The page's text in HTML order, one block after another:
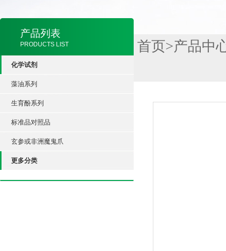
产品列表
PRODUCTS LIST
化学试剂
藻油系列
生育酚系列
标准品对照品
玄参或非洲魔鬼爪
更多分类
首页>产品中